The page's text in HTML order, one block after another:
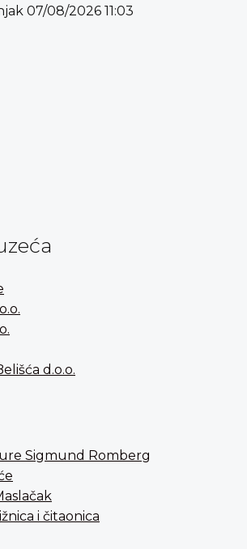
07/08/2026 11:03
d.o.o.
Sigmund Romberg
i čitaonica